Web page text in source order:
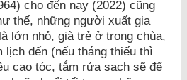
cho đến nay (2022) cũng
thế, những người xuất gia
lớn nhỏ, già trẻ ở trong chùa,
lịch đến (nếu tháng thiếu thì
cạo tóc, tắm rửa sạch sẽ để